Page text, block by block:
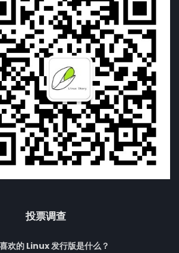
投票调查
欢的 Linux 发行版是什么？